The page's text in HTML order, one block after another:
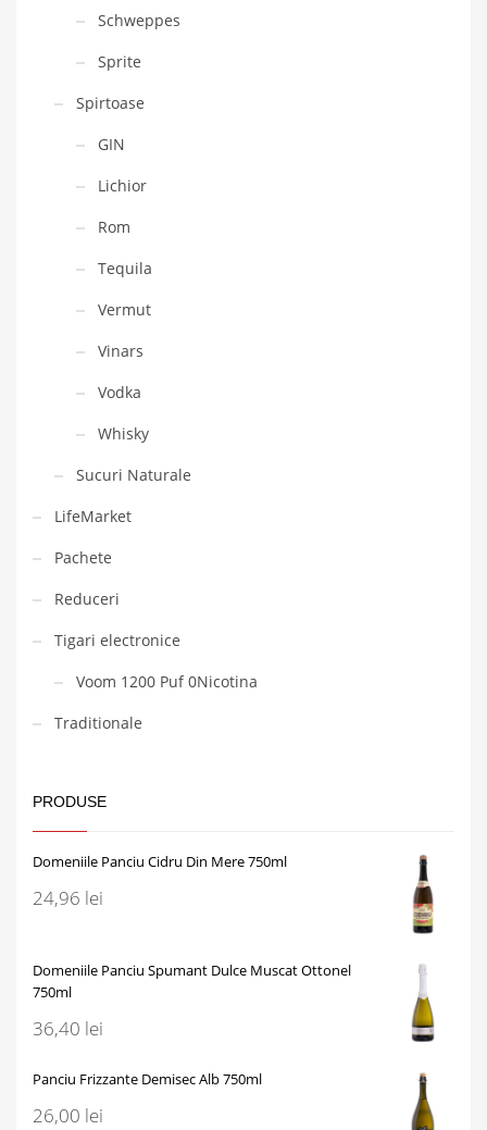
Schweppes
Sprite
Spirtoase
GIN
Lichior
Rom
Tequila
Vermut
Vinars
Vodka
Whisky
Sucuri Naturale
LifeMarket
Pachete
Reduceri
Tigari electronice
Voom 1200 Puf 0Nicotina
Traditionale
PRODUSE
Domeniile Panciu Cidru Din Mere 750ml
24,96 lei
Domeniile Panciu Spumant Dulce Muscat Ottonel
750ml
36,40 lei
Panciu Frizzante Demisec Alb 750ml
26,00 lei